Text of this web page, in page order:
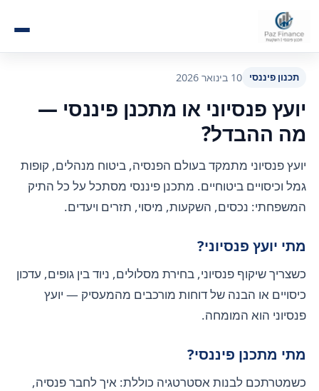
תכנון פיננסי 10 בינואר 2026
יועץ פנסיוני או מתכנן פיננסי —
מה ההבדל?
יועץ פנסיוני מתמקד בעולם הפנסיה, ביטוח מנהלים, קופות
גמל וכיסויים ביטוחיים. מתכנן פיננסי מסתכל על כל התיק
המשפחתי: נכסים, השקעות, מיסוי, תזרים ויעדים.
מתי יועץ פנסיוני?
כשצריך שיקוף פנסיוני, בחירת מסלולים, ניוד בין גופים, עדכון
כיסויים או הבנה של דוחות מורכבים מהמעסיק — יועץ
פנסיוני הוא המומחה.
מתי מתכנן פיננסי?
כשמטרתכם לבנות אסטרטגיה כוללת: איך לחבר פנסיה,